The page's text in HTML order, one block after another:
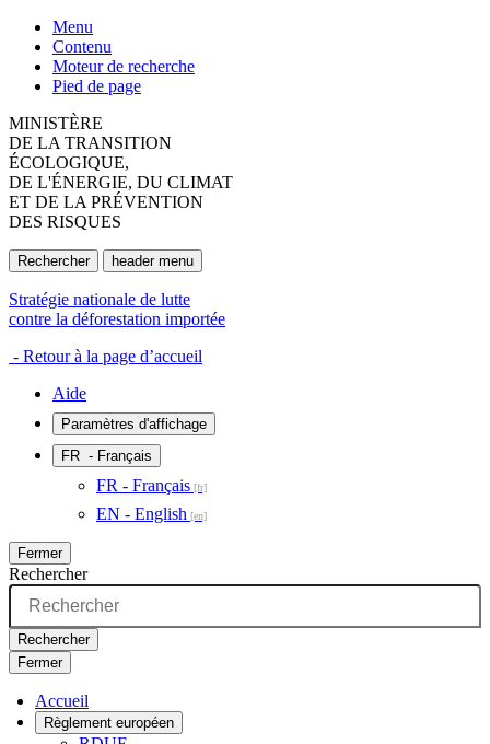
Menu
Contenu
Moteur de recherche
Pied de page
MINISTÈRE
DE LA TRANSITION
ÉCOLOGIQUE,
DE L'ÉNERGIE, DU CLIMAT
ET DE LA PRÉVENTION
DES RISQUES
Rechercher header menu
Stratégie nationale de lutte
contre la déforestation importée
- Retour à la page d’accueil
Aide
Paramètres d'affichage
FR - Français
FR - Français
EN - English
Fermer
Rechercher
Rechercher
Fermer
Accueil
Règlement européen